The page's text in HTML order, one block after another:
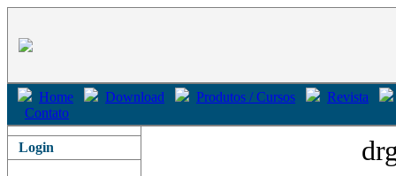
Home Download Produtos / Cursos
Revista
Contato
Login